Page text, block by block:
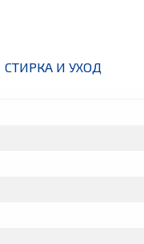
СТИРКА И УХОД